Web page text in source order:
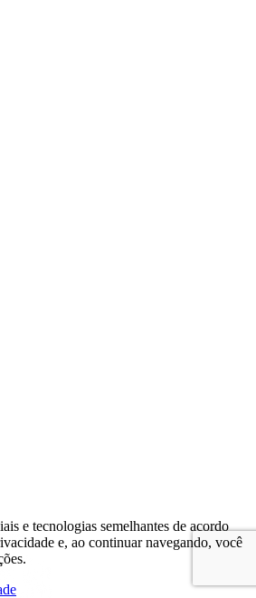
e tecnologias semelhantes de acordo
e, ao continuar navegando, você